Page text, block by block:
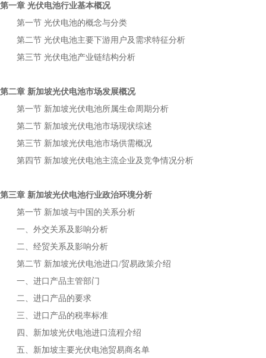
第一章 光伏电池行业基本概况
第一节 光伏电池的概念与分类
第二节 光伏电池主要下游用户及需求特征分析
第三节 光伏电池产业链结构分析
第二章 新加坡光伏电池市场发展概况
第一节 新加坡光伏电池所属生命周期分析
第二节 新加坡光伏电池市场现状综述
第三节 新加坡光伏电池市场供需概况
第四节 新加坡光伏电池主流企业及竞争情况分析
第三章 新加坡光伏电池行业政治环境分析
第一节 新加坡与中国的关系分析
一、外交关系及影响分析
二、经贸关系及影响分析
第二节 新加坡光伏电池进口/贸易政策介绍
一、进口产品主管部门
二、进口产品的要求
三、进口产品的税率标准
四、 新加坡光伏电池进口流程介绍
五、 新加坡主要光伏电池贸易商名单